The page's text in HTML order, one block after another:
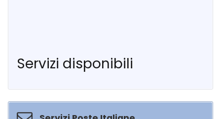
Servizi disponibili